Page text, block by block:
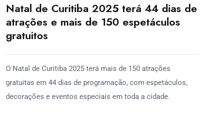
Natal de Curitiba 2025 terá 44 dias de
atrações e mais de 150 espetáculos
gratuitos
O Natal de Curitiba 2025 terá mais de 150 atrações
gratuitas em 44 dias de programação, com espetáculos,
decorações e eventos especiais em toda a cidade.